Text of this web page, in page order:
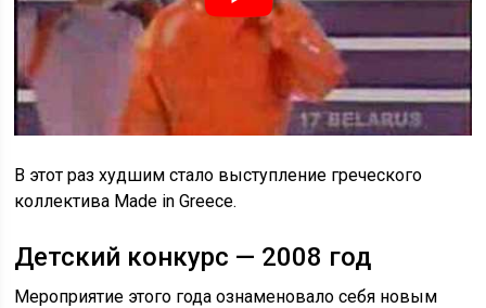
В этот раз худшим стало выступление греческого
коллектива Made in Greece.
Детский конкурс — 2008 год
Мероприятие этого года ознаменовало себя новым